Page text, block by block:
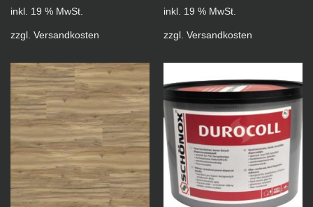
inkl. 19 % MwSt.
zzgl. Versandkosten
inkl. 19 % MwSt.
zzgl. Versandkosten